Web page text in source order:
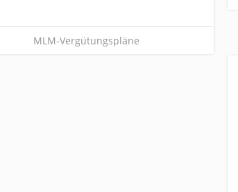
MLM-Vergütungspläne